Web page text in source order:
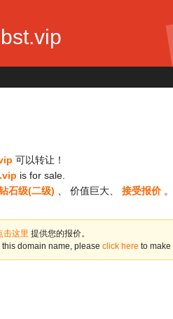
可以转让！
is for sale.
石级(二级) 、 价值巨大、 接受报价。
击这里 提供您的报价。
domain name, please click here to make